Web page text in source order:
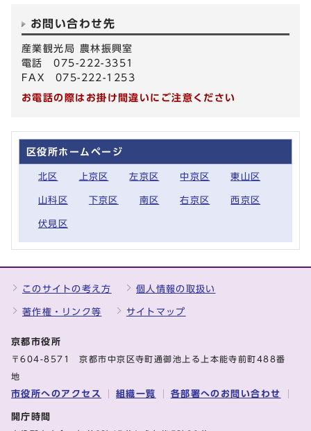
お問い合わせ先
産業観光局 農林振興室
電話 075-222-3351
FAX 075-222-1253
お電話の際はお掛け間違いにご注意ください
区役所ホームページ
北区 上京区 左京区 中京区 東山区
山科区 下京区 南区 右京区 西京区
伏見区
このサイトの考え方 個人情報の取扱い
著作権・リンク等 サイトマップ
京都市役所
〒604-8571 京都市中京区寺町通御池上る上本能寺前町488番
地
市役所へのアクセス 組織一覧 各部署へのお問い合わせ
開庁時間